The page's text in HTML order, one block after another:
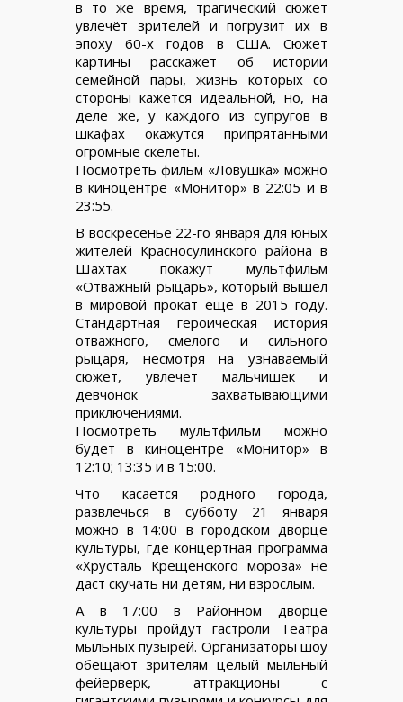
в то же время, трагический сюжет
увлечёт зрителей и погрузит их в
эпоху 60-х годов в США. Сюжет
картины расскажет об истории
семейной пары, жизнь которых со
стороны кажется идеальной, но, на
деле же, у каждого из супругов в
шкафах окажутся припрятанными
огромные скелеты.
Посмотреть фильм «Ловушка» можно
в киноцентре «Монитор» в 22:05 и в
23:55.
В воскресенье 22-го января для юных
жителей Красносулинского района в
Шахтах покажут мультфильм
«Отважный рыцарь», который вышел
в мировой прокат ещё в 2015 году.
Стандартная героическая история
отважного, смелого и сильного
рыцаря, несмотря на узнаваемый
сюжет, увлечёт мальчишек и
девчонок захватывающими
приключениями.
Посмотреть мультфильм можно
будет в киноцентре «Монитор» в
12:10; 13:35 и в 15:00.
Что касается родного города,
развлечься в субботу 21 января
можно в 14:00 в городском дворце
культуры, где концертная программа
«Хрусталь Крещенского мороза» не
даст скучать ни детям, ни взрослым.
А в 17:00 в Районном дворце
культуры пройдут гастроли Театра
мыльных пузырей. Организаторы шоу
обещают зрителям целый мыльный
фейерверк, аттракционы с